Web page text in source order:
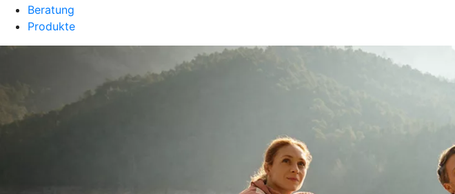
Beratung
Produkte